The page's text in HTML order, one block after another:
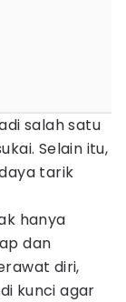
salah satu
Selain itu,
tarik
hanya
dan
diri,
kunci agar